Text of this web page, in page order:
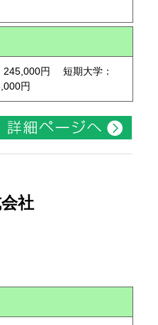
円 短期大学：
円
社